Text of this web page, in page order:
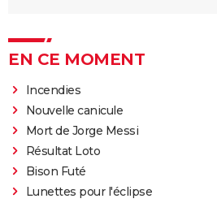
EN CE MOMENT
Incendies
Nouvelle canicule
Mort de Jorge Messi
Résultat Loto
Bison Futé
Lunettes pour l'éclipse